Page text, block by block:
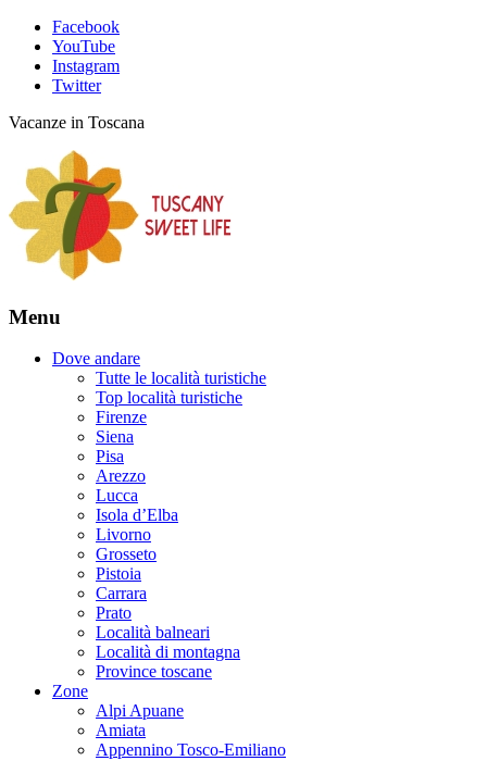
Facebook
YouTube
Instagram
Twitter
Vacanze in Toscana
Menu
Dove andare
Tutte le località turistiche
Top località turistiche
Firenze
Siena
Pisa
Arezzo
Lucca
Isola d’Elba
Livorno
Grosseto
Pistoia
Carrara
Prato
Località balneari
Località di montagna
Province toscane
Zone
Alpi Apuane
Amiata
Appennino Tosco-Emiliano